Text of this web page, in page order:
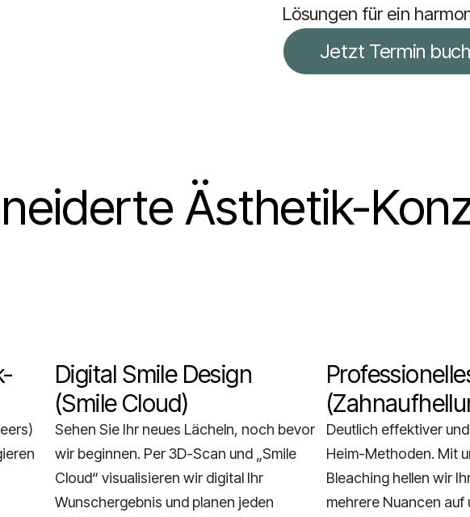
Lösungen für ein
Jetzt Termin
Ästhetik-
Digital Smile Design
(Smile Cloud)
Sehen Sie Ihr neues Lächeln, noch bevor
wir beginnen. Per 3D-Scan und „Smile
Cloud“ visualisieren wir digital Ihr
Wunschergebnis und planen jeden
Deutlich effektiver
Heim-Methoden. Mit
Bleaching hellen wir
mehrere Nuancen auf